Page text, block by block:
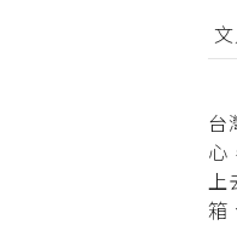
台
心
上
箱